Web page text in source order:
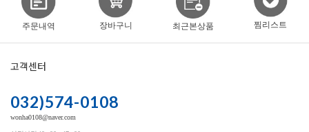
주문내역 장바구니 최근본상품 찜리스트
고객센터
032)574-0108
wonha0108@naver.com